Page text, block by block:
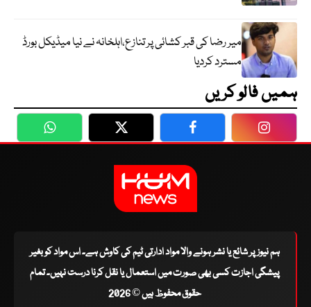
میر رضا کی قبر کشائی پر تنازع،اہلخانہ نے نیا میڈیکل بورڈ
مسترد کردیا
ہمیں فالو کریں
WhatsApp Twitter Facebook
ہم نیوز پر شائع یا نشر ہونے والا مواد ادارتی ٹیم کی کاوش ہے۔ اس مواد کو بغیر
پیشگی اجازت کسی بھی صورت میں استعمال یا نقل کرنا درست نہیں۔ تمام
حقوق محفوظ ہیں © 2026